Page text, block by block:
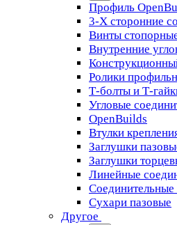
Профиль
3-Х сторонние
Винты
Внутренние
Ролики
Т-болты и Т-
Угловые
OpenBuilds
Втулки
Заглушки
Заглушки
Линейные
Соединительные
Сухари пазовые
Другое